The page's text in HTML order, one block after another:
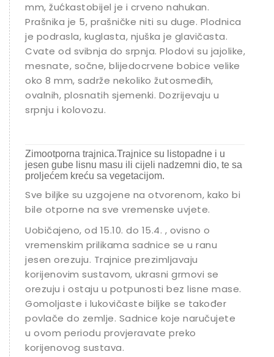
mm, žućkastobijel je i crveno nahukan.
Prašnika je 5, prašničke niti su duge. Plodnica
je podrasla, kuglasta, njuška je glavičasta.
Cvate od svibnja do srpnja. Plodovi su jajolike,
mesnate, sočne, blijedocrvene bobice velike
oko 8 mm, sadrže nekoliko žutosmeđih,
ovalnih, plosnatih sjemenki. Dozrijevaju u
srpnju i kolovozu.
Zimootporna trajnica.Trajnice su listopadne i u
jesen gube lisnu masu ili cijeli nadzemni dio, te sa
proljećem kreću sa vegetacijom.
Sve biljke su uzgojene na otvorenom, kako bi
bile otporne na sve vremenske uvjete.
Uobičajeno, od 15.10. do 15.4. , ovisno o
vremenskim prilikama sadnice se u ranu
jesen orezuju. Trajnice prezimljavaju
korijenovim sustavom, ukrasni grmovi se
orezuju i ostaju u potpunosti bez lisne mase.
Gomoljaste i lukovičaste biljke se također
povlače do zemlje. Sadnice koje naručujete
u ovom periodu provjeravate preko
korijenovog sustava.